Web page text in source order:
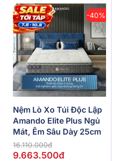
-40%
Nệm Lò Xo Túi Độc Lập
Amando Elite Plus Ngủ
Mát, Êm Sâu Dày 25cm
16.110.000đ
9.663.500đ